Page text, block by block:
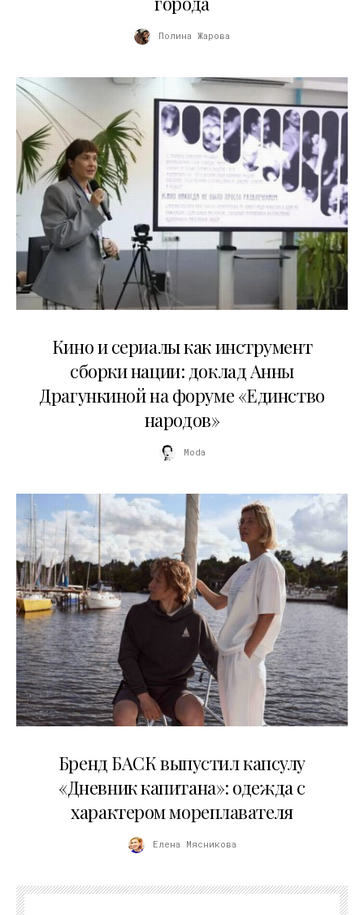
Полина Жарова
Кино и сериалы как инструмент
сборки нации: доклад Анны
Драгункиной на форуме «Единство
народов»
Moda
Бренд БАСК выпустил капсулу
«Дневник капитана»: одежда с
характером мореплавателя
Елена Мясникова